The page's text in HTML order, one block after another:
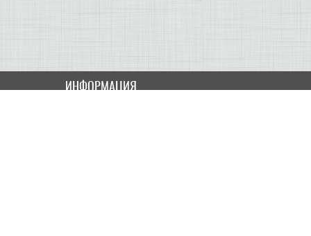
ИНФОРМАЦИЯ